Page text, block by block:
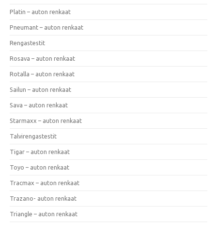
Platin – auton renkaat
Pneumant – auton renkaat
Rengastestit
Rosava – auton renkaat
Rotalla – auton renkaat
Sailun – auton renkaat
Sava – auton renkaat
Starmaxx – auton renkaat
Talvirengastestit
Tigar – auton renkaat
Toyo – auton renkaat
Tracmax – auton renkaat
Trazano- auton renkaat
Triangle – auton renkaat